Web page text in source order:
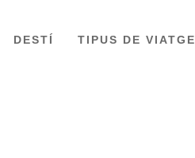
DESTÍ TIPUS DE VIATGE